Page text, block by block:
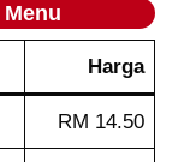
Menu
Harga
RM 14.50